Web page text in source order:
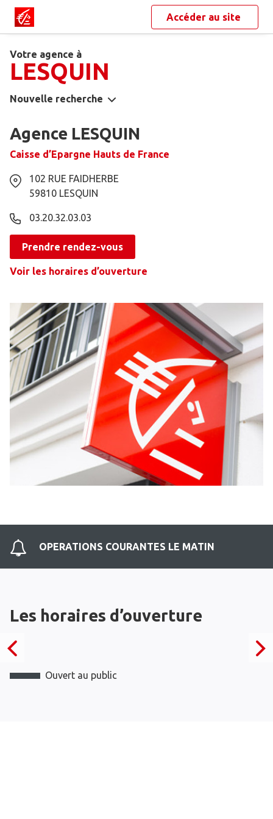
Accéder au site
Votre agence à
LESQUIN
Nouvelle recherche
Agence LESQUIN
Caisse d’Epargne Hauts de France
102 RUE FAIDHERBE
59810 LESQUIN
03.20.32.03.03
Prendre rendez-vous
Voir les horaires d’ouverture
OPERATIONS COURANTES LE MATIN
Les horaires d’ouverture
Ouvert au public